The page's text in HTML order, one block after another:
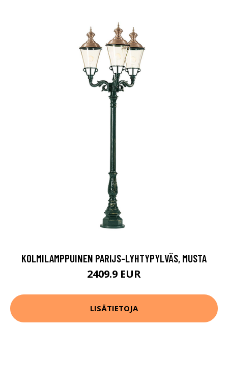
KOLMILAMPPUINEN PARIJS-LYHTYPYLVÄS, MUSTA
2409.9 EUR
LISÄTIETOJA